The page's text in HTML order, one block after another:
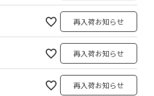
再入荷お知らせ
再入荷お知らせ
再入荷お知らせ